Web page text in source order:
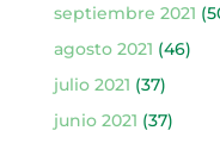
septiembre 2021
agosto 2021 (46)
julio 2021 (37)
junio 2021 (37)